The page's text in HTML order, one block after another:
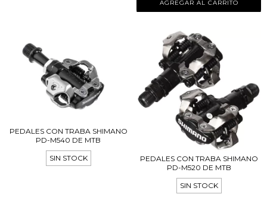
PEDALES CON TRABA SHIMANO
PD-M540 DE MTB
SIN STOCK
PEDALES CON TRABA SHIMANO
PD-M520 DE MTB
SIN STOCK